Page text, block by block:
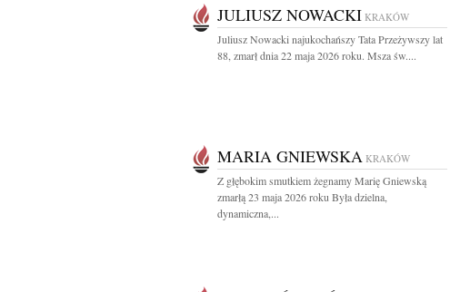
JULIUSZ NOWACKI KRAKÓW
Juliusz Nowacki najukochańszy Tata Przeżywszy lat
88, zmarł dnia 22 maja 2026 roku. Msza św....
MARIA GNIEWSKA KRAKÓW
Z głębokim smutkiem żegnamy Marię Gniewską
zmarłą 23 maja 2026 roku Była dzielna,
dynamiczna,...